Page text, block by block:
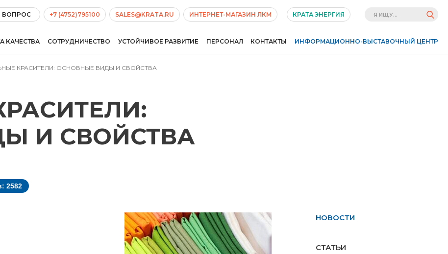
ВОПРОС +7 (4752)795100 SALES@KRATA.RU ИНТЕРНЕТ-МАГАЗИН ЛКМ КРАТА ЭНЕРГИЯ
КАЧЕСТВА СОТРУДНИЧЕСТВО УСТОЙЧИВОЕ РАЗВИТИЕ ПЕРСОНАЛ КОНТАКТЫ ИНФОРМАЦИОННО-ВЫСТАВОЧНЫЙ ЦЕНТР
КРАСИТЕЛИ: ОСНОВНЫЕ ВИДЫ И СВОЙСТВА
И СВОЙСТВА
2582
НОВОСТИ
СТАТЬИ